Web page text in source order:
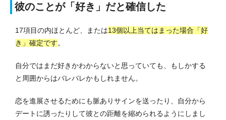
彼のことが「好き」だと確信した
17項目の内ほとんど、または13個以上当てはまった場合「好
き」確定です。
自分ではまだ好きかわからないと思っていても、もしかする
と周囲からはバレバレかもしれません。
恋を進展させるためにも脈ありサインを送ったり、自分から
デートに誘ったりして彼との距離を縮められるようにしまし